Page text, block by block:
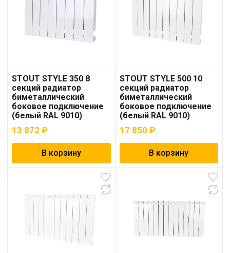
STOUT STYLE 350 8
секций радиатор
биметаллический
боковое подключение
(белый RAL 9010)
13 872 ₽
В корзину
STOUT STYLE 500 10
секций радиатор
биметаллический
боковое подключение
(белый RAL 9010)
17 850 ₽
В корзину